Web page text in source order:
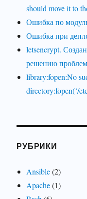
should move it to
Ошибка по
Ошибка при
letsencrypt.
решению проблем
library:fopen:No
directory:fopen(‘/
РУБРИКИ
Ansible(2)
Apache(1)